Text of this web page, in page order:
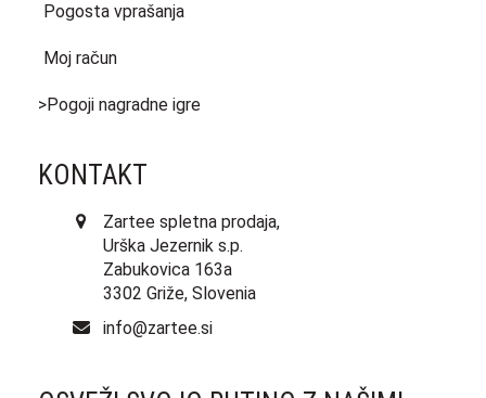
Pogosta vprašanja
Moj račun
>Pogoji nagradne igre
KONTAKT
Zartee spletna prodaja,
Urška Jezernik s.p.
Zabukovica 163a
3302 Griže, Slovenia
info@zartee.si